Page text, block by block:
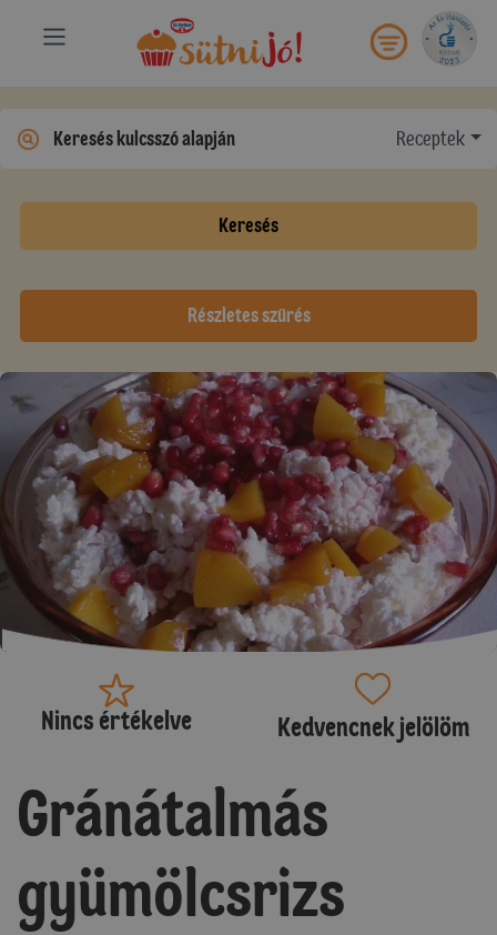
Receptek
Keresés
Részletes szűrés
Nincs értékelve Kedvencnek jelölöm
Gránátalmás
gyümölcsrizs